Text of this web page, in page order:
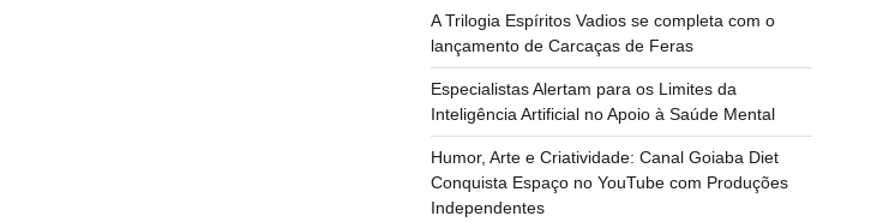
A Trilogia Espíritos Vadios se completa com o
lançamento de Carcaças de Feras
Especialistas Alertam para os Limites da
Inteligência Artificial no Apoio à Saúde Mental
Humor, Arte e Criatividade: Canal Goiaba Diet
Conquista Espaço no YouTube com Produções
Independentes